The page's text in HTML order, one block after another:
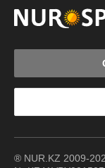
® NUR.KZ 2009-